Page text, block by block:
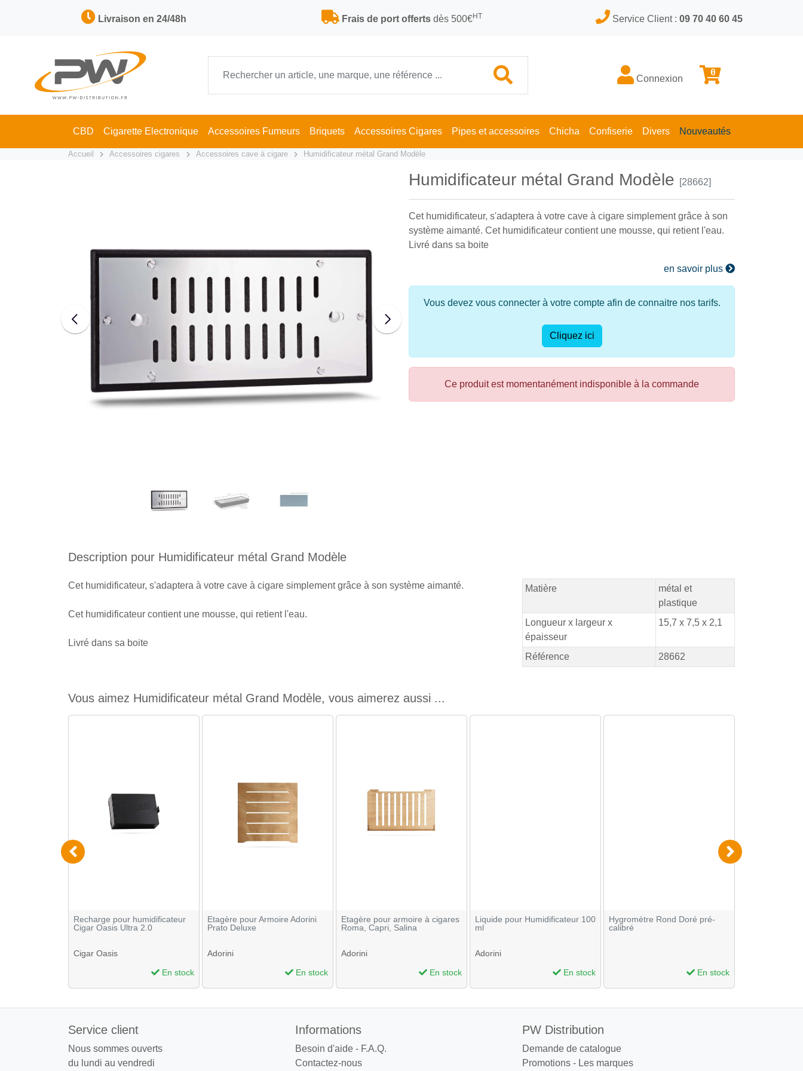
Livraison en 24/48h Frais de port offertsdès 500€HT Service Client : 09 70 40 60 45
Connexion
0
CBD Cigarette Electronique Accessoires Fumeurs Briquets Accessoires Cigares Pipes et accessoires Chicha Confiserie Divers Nouveautés
Accueil Accessoires cigares Accessoires cave à cigare Humidificateur métal Grand Modèle
Humidificateur métal Grand Modèle [28662]
Cet humidificateur, s'adaptera à votre cave à cigare simplement grâce à son
système aimanté. Cet humidificateur contient une mousse, qui retient l'eau.
Livré dans sa boite
en savoir plus
Vous devez vous connecter à votre compte afin de connaitre nos tarifs.
Cliquez ici
Ce produit est momentanément indisponible à la commande
Description pour Humidificateur métal Grand Modèle
Cet humidificateur, s'adaptera à votre cave à cigare simplement grâce à son système aimanté.
Cet humidificateur contient une mousse, qui retient l'eau.
Livré dans sa boite
Matière
métal et
plastique
Longueur x largeur x
épaisseur
15,7 x 7,5 x 2,1
Référence 28662
Vous aimez Humidificateur métal Grand Modèle, vous aimerez aussi ...
Recharge pour humidificateur
Cigar Oasis Ultra 2.0
Cigar Oasis
En stock
Etagère pour Armoire Adorini
Prato Deluxe
Adorini
En stock
Etagère pour armoire à cigares
Roma, Capri, Salina
Adorini
En stock
Liquide pour Humidificateur 100
ml
Adorini
En stock
Hygromètre Rond Doré pré-
calibré
En stock
Service client
Nous sommes ouverts
du lundi au vendredi
Informations
Besoin d'aide - F.A.Q.
Contactez-nous
PW Distribution
Demande de catalogue
Promotions - Les marques